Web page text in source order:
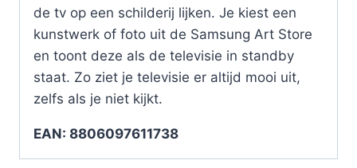
de tv op een schilderij lijken. Je kiest een
kunstwerk of foto uit de Samsung Art Store
en toont deze als de televisie in standby
staat. Zo ziet je televisie er altijd mooi uit,
zelfs als je niet kijkt.
EAN: 8806097611738